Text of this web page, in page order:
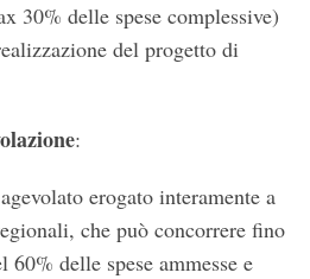
30% delle spese complessive)
del progetto di
:
erogato interamente a
che può concorrere fino
60% delle spese ammesse e